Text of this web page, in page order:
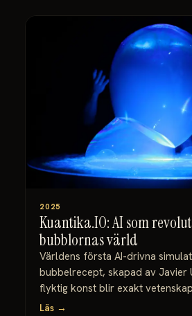
2025
Kuantika.IO: AI som
bubblornas värld
Världens första AI-drivna
bubbelrecept, skapad av
flyktig konst blir exakt
Läs →